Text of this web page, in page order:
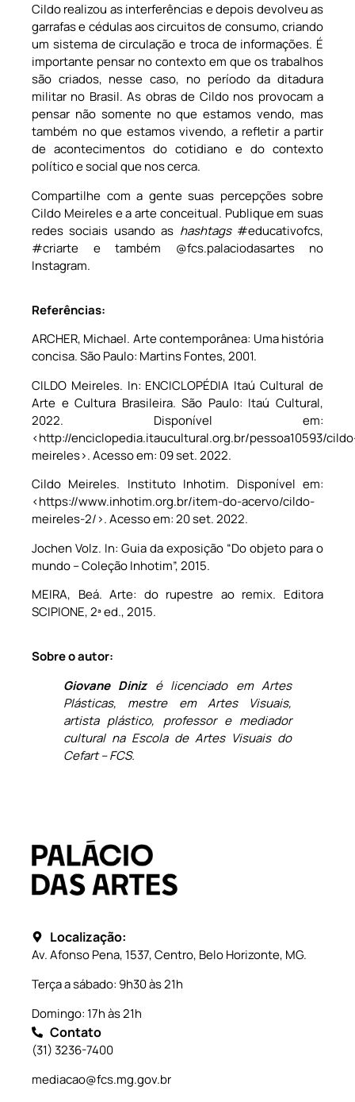
Cildo realizou as interferências e depois devolveu as
garrafas e cédulas aos circuitos de consumo, criando
um sistema de circulação e troca de informações. É
importante pensar no contexto em que os trabalhos
são criados, nesse caso, no período da ditadura
militar no Brasil. As obras de Cildo nos provocam a
pensar não somente no que estamos vendo, mas
também no que estamos vivendo, a refletir a partir
de acontecimentos do cotidiano e do contexto
político e social que nos cerca.
Compartilhe com a gente suas percepções sobre
Cildo Meireles e a arte conceitual. Publique em suas
redes sociais usando as hashtags#educativofcs,
#criarte e também @fcs.palaciodasartes no
Instagram.
Referências:
ARCHER, Michael. Arte contemporânea: Uma história
concisa. São Paulo: Martins Fontes, 2001.
CILDO Meireles. In: ENCICLOPÉDIA Itaú Cultural de
Arte e Cultura Brasileira. São Paulo: Itaú Cultural,
2022. Disponível em:
<http://enciclopedia.itaucultural.org.br/pessoa10593/
meireles>. Acesso em: 09 set. 2022.
Cildo Meireles. Instituto Inhotim. Disponível em:
<https://www.inhotim.org.br/item-do-acervo/cildo-
meireles-2/>. Acesso em: 20 set. 2022.
Jochen Volz. In: Guia da exposição “Do objeto para o
mundo – Coleção Inhotim”, 2015.
MEIRA, Beá. Arte: do rupestre ao remix. Editora
SCIPIONE, 2ª ed., 2015.
Sobre o autor:
Giovane Dinizé licenciado em Artes
Plásticas, mestre em Artes Visuais,
artista plástico, professor e mediador
cultural na Escola de Artes Visuais do
Cefart – FCS.
Localização:
Av. Afonso Pena, 1537, Centro, Belo Horizonte, MG.
Terça a sábado: 9h30 às 21h
Domingo: 17h às 21h
Contato
(31) 3236-7400
mediacao@fcs.mg.gov.br